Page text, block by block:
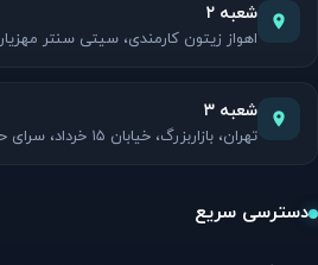
شعبه ۲
اهواز زیتون کارمندی، سیتی سنتر مهزیار
شعبه ۳
تهران، بازاربزرگ، خیابان ۱۵ خرداد، سرای حافظ
دسترسی سریع